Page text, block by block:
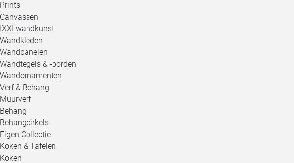
Prints
Canvassen
IXXI wandkunst
Wandkleden
Wandpanelen
Wandtegels & -borden
Wandornamenten
Verf & Behang
Muurverf
Behang
Behangcirkels
Eigen Collectie
Koken & Tafelen
Koken